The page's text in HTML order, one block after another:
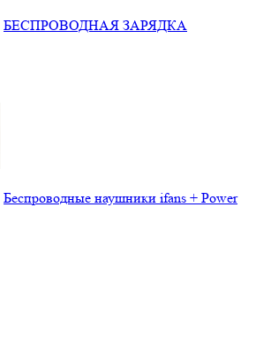
БЕСПРОВОДНАЯ ЗАРЯДКА
Беспроводные наушники ifans + Power